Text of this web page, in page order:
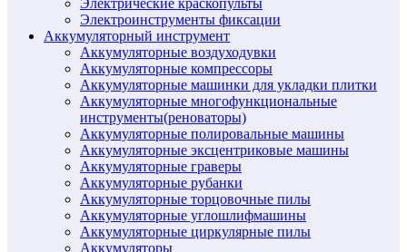
Электрические краскопульты
Электроинструменты фиксации
Аккумуляторный инструмент
Аккумуляторные воздуходувки
Аккумуляторные компрессоры
Аккумуляторные машинки для укладки плитки
Аккумуляторные многофункциональные
инструменты(реноваторы)
Аккумуляторные полировальные машины
Аккумуляторные эксцентриковые машины
Аккумуляторные граверы
Аккумуляторные рубанки
Аккумуляторные торцовочные пилы
Аккумуляторные углошлифмашины
Аккумуляторные циркулярные пилы
Аккумуляторы